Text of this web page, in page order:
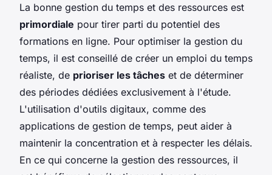
La bonne gestion du temps et des ressources est
primordiale pour tirer parti du potentiel des
formations en ligne. Pour optimiser la gestion du
temps, il est conseillé de créer un emploi du temps
réaliste, de prioriser les tâches et de déterminer
des périodes dédiées exclusivement à l'étude.
L'utilisation d'outils digitaux, comme des
applications de gestion de temps, peut aider à
maintenir la concentration et à respecter les délais.
En ce qui concerne la gestion des ressources, il